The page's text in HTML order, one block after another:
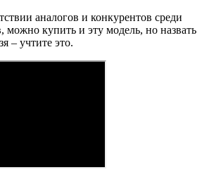
аналогов и конкурентов среди
купить и эту модель, но назвать
– учтите это.